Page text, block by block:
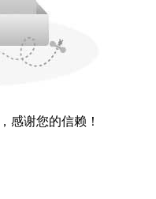
感谢您的信赖！